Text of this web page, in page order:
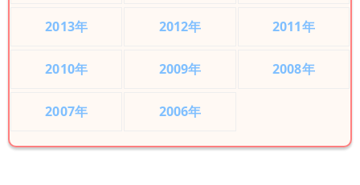
2013年 2012年 2011年
2010年 2009年 2008年
2007年 2006年